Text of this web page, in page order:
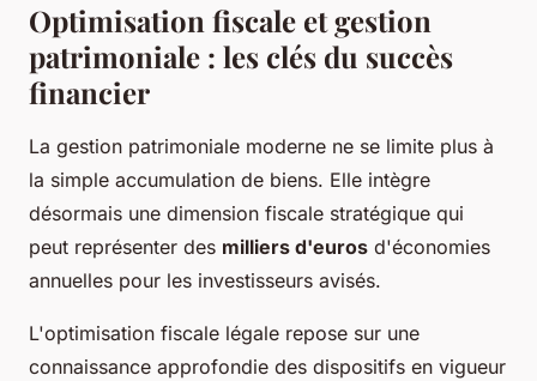
Optimisation fiscale et gestion
patrimoniale : les clés du succès
financier
La gestion patrimoniale moderne ne se limite plus à
la simple accumulation de biens. Elle intègre
désormais une dimension fiscale stratégique qui
peut représenter des milliers d'euros d'économies
annuelles pour les investisseurs avisés.
L'optimisation fiscale légale repose sur une
connaissance approfondie des dispositifs en vigueur